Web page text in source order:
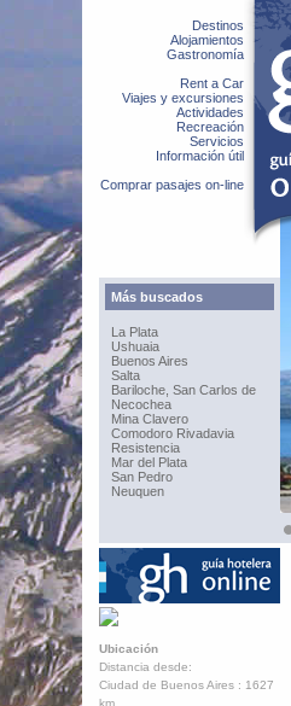
Destinos
Alojamientos
Gastronomía
Rent a Car
Viajes y excursiones
Actividades
Recreación
Servicios
Información útil
Comprar pasajes on-line
Más buscados
La Plata
Ushuaia
Buenos Aires
Salta
Bariloche, San Carlos de
Necochea
Mina Clavero
Comodoro Rivadavia
Resistencia
Mar del Plata
San Pedro
Neuquen
Ubicación
Distancia desde:
Ciudad de Buenos Aires : 1627
km